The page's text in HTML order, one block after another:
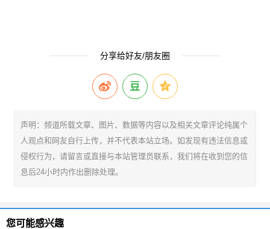
分享给好友/朋友圈
声明：频道所载文章、图片、数据等内容以及相关文章评论纯属个
人观点和网友自行上传，并不代表本站立场。如发现有违法信息或
侵权行为，请留言或直接与本站管理员联系，我们将在收到您的信
息后24小时内作出删除处理。
您可能感兴趣